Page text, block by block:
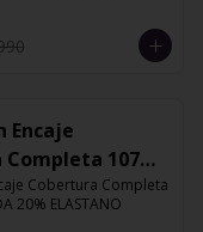
Encaje
10760
Cobertura Completa
20% ELASTANO